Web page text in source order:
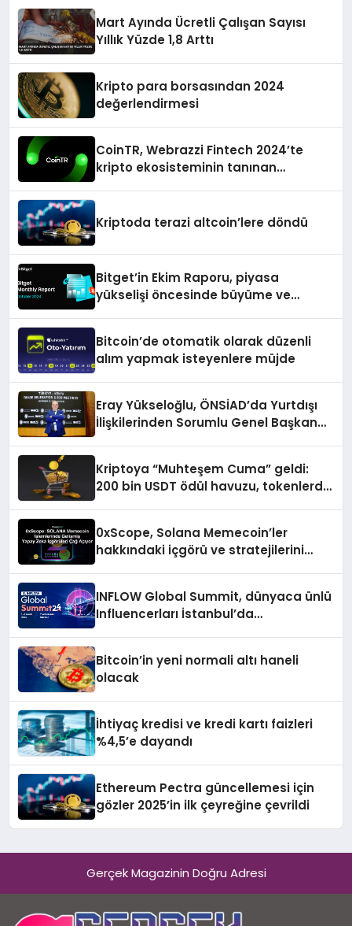
Mart Ayında Ücretli Çalışan Sayısı
Yıllık Yüzde 1,8 Arttı
Kripto para borsasından 2024
değerlendirmesi
CoinTR, Webrazzi Fintech 2024’te
kripto ekosisteminin tanınan
Kriptoda terazi altcoin’lere döndü
Bitget’in Ekim Raporu, piyasa
yükselişi öncesinde büyüme ve
Bitcoin’de otomatik olarak düzenli
alım yapmak isteyenlere müjde
Eray Yükseloğlu, ÖNSİAD’da Yurtdışı
İlişkilerinden Sorumlu Genel Başkan
Kriptoya “Muhteşem Cuma” geldi:
200 bin USDT ödül havuzu, tokenlerde
0xScope, Solana Memecoin’ler
hakkındaki içgörü ve stratejilerini
INFLOW Global Summit, dünyaca ünlü
Influencerları İstanbul’da
Bitcoin’in yeni normali altı haneli
olacak
İhtiyaç kredisi ve kredi kartı faizleri
%4,5’e dayandı
Ethereum Pectra güncellemesi için
gözler 2025’in ilk çeyreğine çevrildi
Gerçek Magazinin Doğru Adresi